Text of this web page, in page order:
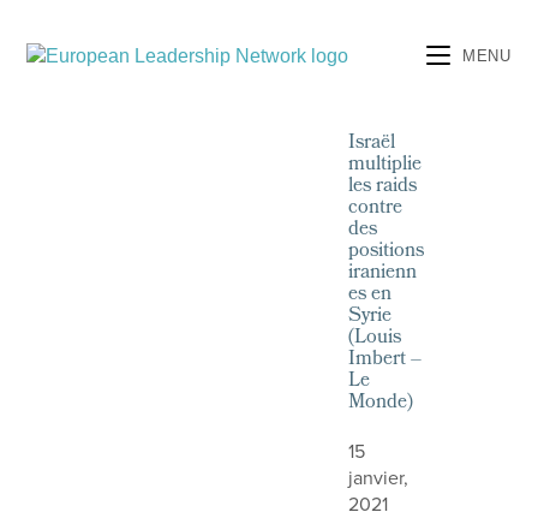
MENU
Israël
multiplie
les raids
contre
des
positions
iranienn
es en
Syrie
(Louis
Imbert –
Le
Monde)
15
janvier,
2021